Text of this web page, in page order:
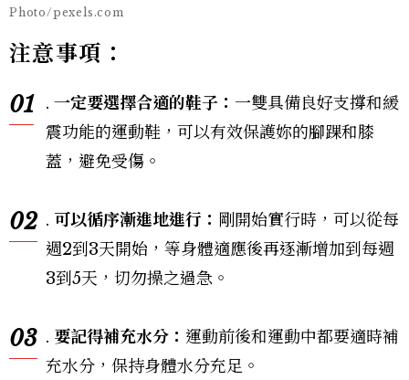
Photo/pexels.com
注意事項：
01
. 一定要選擇合適的鞋子： 一雙具備良好支撐和緩
震功能的運動鞋，可以有效保護妳的腳踝和膝
蓋，避免受傷。
02 . 可以循序漸進地進行： 剛開始實行時，可以從每
週2到3天開始，等身體適應後再逐漸增加到每週
3到5天，切勿操之過急。
03 . 要記得補充水分： 運動前後和運動中都要適時補
充水分，保持身體水分充足。